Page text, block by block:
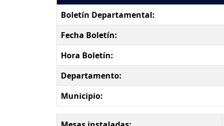
Boletín Departamental:
Fecha Boletín:
Hora Boletín:
Departamento:
Municipio: